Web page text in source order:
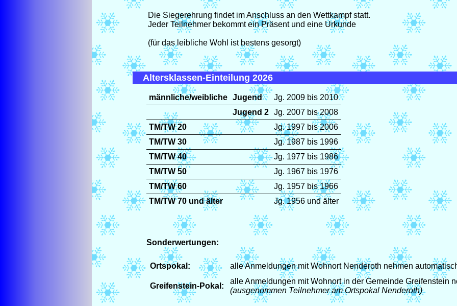
Die Siegerehrung findet im Anschluss an den Wettkampf statt.
Jeder Teilnehmer bekommt ein Präsent und eine Urkunde
(für das leibliche Wohl ist bestens gesorgt)
Altersklassen-Einteilung 2026
männliche/weibliche Jugend
Jg. 2009 bis 2010
Jugend 2 Jg. 2007 bis 2008
TM/TW 20
Jg. 1997 bis 2006
TM/TW 30
Jg. 1987 bis 1996
TM/TW 40
Jg. 1977 bis 1986
TM/TW 50
Jg. 1967 bis 1976
TM/TW 60
Jg. 1957 bis 1966
TM/TW 70 und älter
Jg. 1956 und älter
Sonderwertungen:
Ortspokal: alle Anmeldungen mit Wohnort Nenderoth nehmen
Greifenstein-Pokal:
alle Anmeldungen mit Wohnort in der Gemeinde Greifenstein
(ausgenommen Teilnehmer am Ortspokal Nenderoth)